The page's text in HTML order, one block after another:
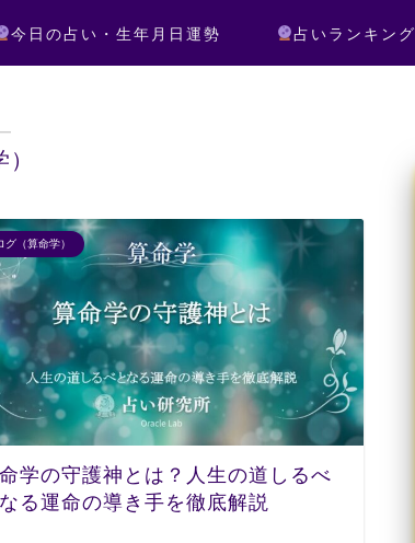
今日の占い・生年月日運勢 占いランキング
グ（算命学）
学の守護神とは？人生の道しるべ
る運命の導き手を徹底解説